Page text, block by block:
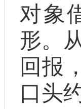
对象
形。
回报
口头